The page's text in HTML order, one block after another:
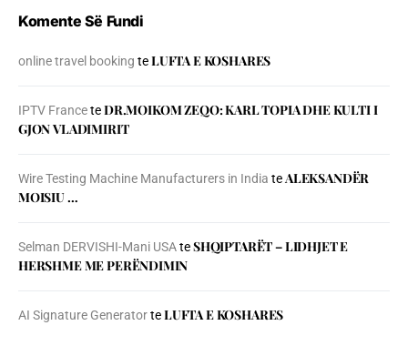
Komente Së Fundi
online travel booking teLUFTA E KOSHARES
IPTV FranceteDR.MOIKOM ZEQO: KARL TOPIA DHE KULTI I
GJON VLADIMIRIT
Wire Testing Machine Manufacturers in India teALEKSANDËR
MOISIU …
Selman DERVISHI-Mani USAteSHQIPTARËT – LIDHJET E
HERSHME ME PERËNDIMIN
AI Signature GeneratorteLUFTA E KOSHARES